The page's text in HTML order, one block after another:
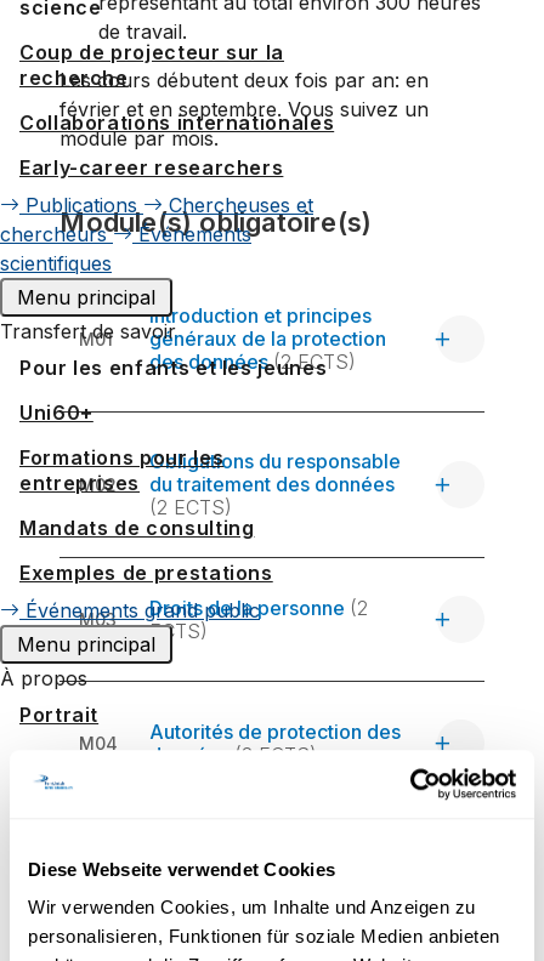
Diese Webseite verwendet Cookies
Wir verwenden Cookies, um Inhalte und Anzeigen zu
personalisieren, Funktionen für soziale Medien anbieten
science
Coup de projecteur sur la
recherche
Collaborations internationales
Early-career researchers
Publications
Chercheuses et
chercheurs
Événements
scientifiques
Menu principal
Transfert de savoir
Pour les enfants et les jeunes
Uni60+
Formations pour les
entreprises
Mandats de consulting
Exemples de prestations
Événements grand public
Menu principal
À propos
Portrait
Travailler à UniDistance Suisse
Faculté de droit
de travail.
Les cours débutent deux fois par an: en
février et en septembre. Vous suivez un
module par mois.
Module(s) obligatoire(s)
M01
Introduction et principes
généraux de la protection
des données(2 ECTS)
M02
Obligations du responsable
du traitement des données
(2 ECTS)
M03 Droits de la personne (2
ECTS)
M04
Autorités de protection des
données (2 ECTS)
M05
l'information et sécurité IT
ECTS)